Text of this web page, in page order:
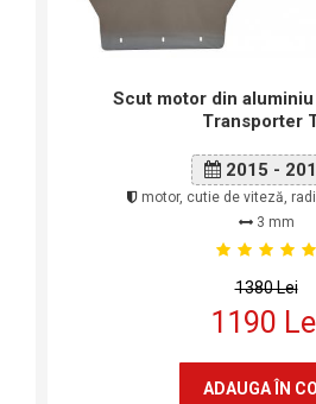
Scut motor din
Transporter
2015 -
motor, cutie de viteză,
3 mm
1380 Lei
1190
ADAUGA ÎN